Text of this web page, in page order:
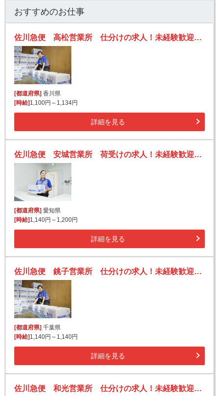
おすすめのお仕事
佐川急便 高松営業所 仕分けの求人！未経験歓迎！先輩たちがサポートします♪
[都道府県] 香川県
[時給] 1,100円～1,134円
詳細を見る
佐川急便 安城営業所 荷受けの求人！未経験歓迎！先輩たちがサポートします♪
[都道府県] 愛知県
[時給] 1,140円～1,200円
詳細を見る
佐川急便 銚子営業所 仕分けの求人！未経験歓迎！先輩たちがサポートします♪
[都道府県]千葉県
[時給]1,140円～1,140円
詳細を見る
佐川急便 和光営業所 仕分けの求人！未経験歓迎！先輩たちがサポートします♪